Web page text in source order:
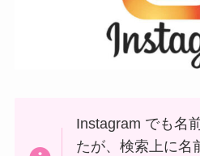
Instagram でも名
たが、検索上に名